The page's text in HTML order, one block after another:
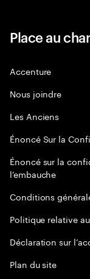
Place au
Accenture
Nous joindre
Les Anciens
Énoncé Sur la
Énoncé sur la
l’embauche
Conditions
Politique relative
Déclaration sur
Plan du site